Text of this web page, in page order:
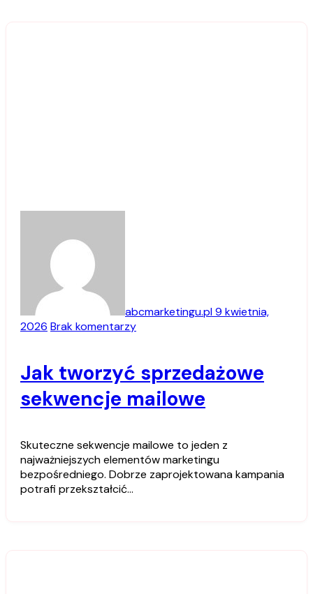
abcmarketingu.pl9 kwietnia,
2026 Brak komentarzy
Jak tworzyć sprzedażowe
sekwencje mailowe
Skuteczne sekwencje mailowe to jeden z
najważniejszych elementów marketingu
bezpośredniego. Dobrze zaprojektowana kampania
potrafi przekształcić…